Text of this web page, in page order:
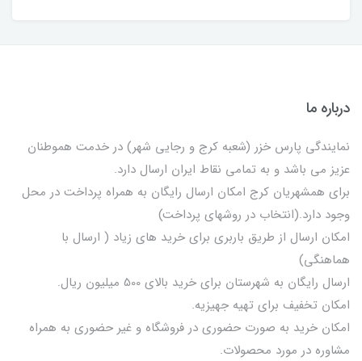
درباره ما
نمایندگی پارس خزر (شعبه کرج و رجایی شهر) در خدمت هموطنان
عزیز می باشد و به تمامی نقاط ایران ارسال دارد.
برای همشهریان کرج امکان ارسال رایگان به همراه پرداخت در محل
وجود دارد.(انتخاب در روشهای پرداخت)
امکان ارسال از طریق باربری برای خرید های زیاد ( ارسال با
هماهنگی)
ارسال رایگان به شهرستان برای خرید بالای 500 میلیون ریال.
امکان تخفیف برای تهیه جهیزیه.
امکان خرید به صورت حضوری در فروشگاه و غیر حضوری به همراه
مشاوره در مورد محصولات.